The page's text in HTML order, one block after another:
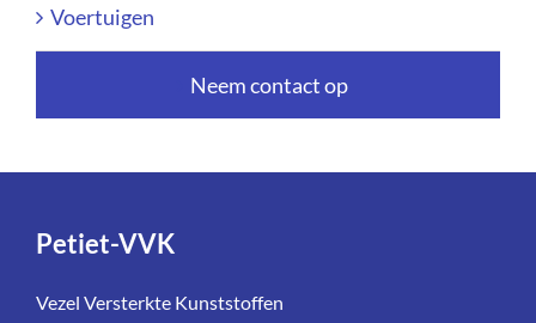
Voertuigen
Neem contact op
Petiet-VVK
Vezel Versterkte Kunststoffen